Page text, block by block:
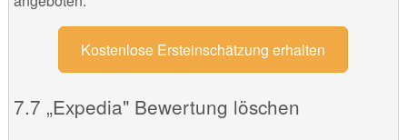
Kostenlose Ersteinschätzung erhalten
„Expedia" Bewertung löschen